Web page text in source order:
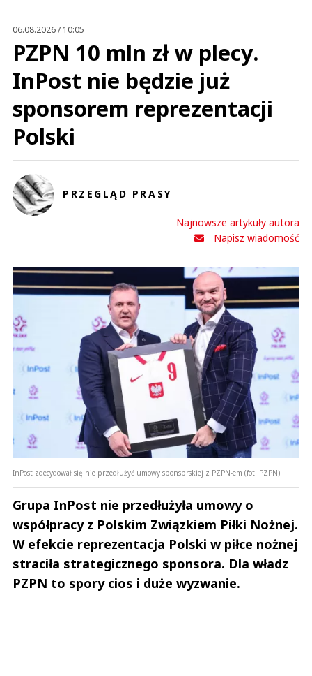
06.08.2026 / 10:05
PZPN 10 mln zł w plecy.
InPost nie będzie już
sponsorem reprezentacji
Polski
PRZEGLĄD PRASY
Najnowsze artykuły autora
Napisz wiadomość
InPost zdecydował się nie przedłużyć umowy sponsprskiej z PZPN-em (fot. PZPN)
Grupa InPost nie przedłużyła umowy o
współpracy z Polskim Związkiem Piłki Nożnej.
W efekcie reprezentacja Polski w piłce nożnej
straciła strategicznego sponsora. Dla władz
PZPN to spory cios i duże wyzwanie.